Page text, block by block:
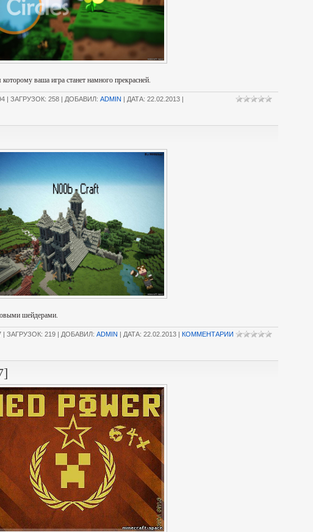
ваша игра станет намного прекрасней.
| ЗАГРУЗОК: 258 | ДОБАВИЛ: ADMIN | ДАТА: 22.02.2013 |
шейдерами.
ЗАГРУЗОК: 219 | ДОБАВИЛ: ADMIN | ДАТА: 22.02.2013 | КОММЕНТАРИИ